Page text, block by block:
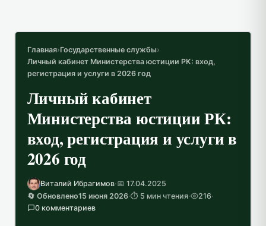
Главная›Государственные службы›
Личный кабинет Министерства юстиции РК: вход,
регистрация и услуги в 2026 год
Личный кабинет
Министерства юстиции РК:
вход, регистрация и услуги в
2026 год
Виталий Ибрагимов·📅 17.04.2025
🔄 Обновлено15 июня 2026·⏱️ 5 мин чтения· 216·
0 комментариев